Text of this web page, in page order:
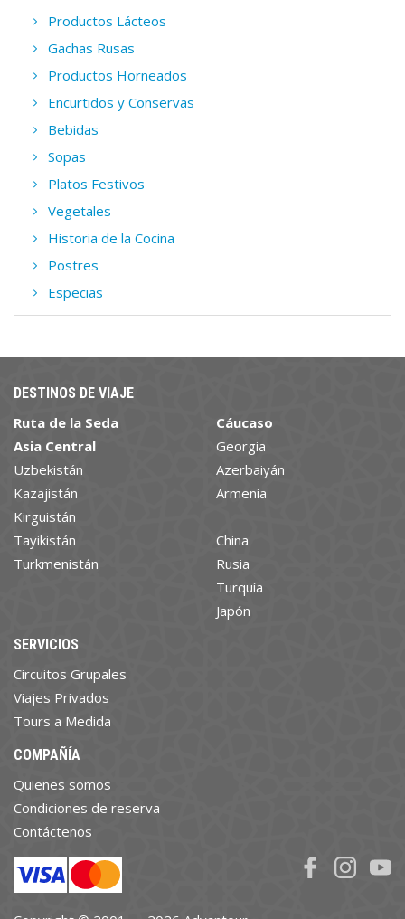
Productos Lácteos
Gachas Rusas
Productos Horneados
Encurtidos y Conservas
Bebidas
Sopas
Platos Festivos
Vegetales
Historia de la Cocina
Postres
Especias
DESTINOS DE VIAJE
Ruta de la Seda
Asia Central
Uzbekistán
Kazajistán
Kirguistán
Tayikistán
Turkmenistán
Cáucaso
Georgia
Azerbaiyán
Armenia
China
Rusia
Turquía
Japón
SERVICIOS
Circuitos Grupales
Viajes Privados
Tours a Medida
COMPAÑÍA
Quienes somos
Condiciones de reserva
Contáctenos